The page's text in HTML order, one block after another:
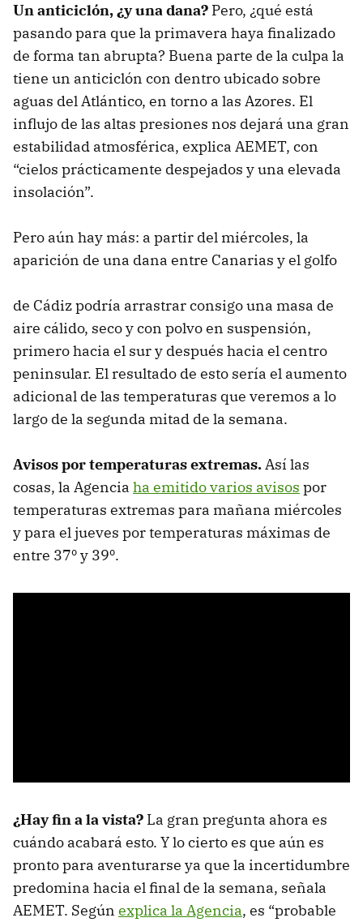
Un anticiclón, ¿y una dana? Pero, ¿qué está
pasando para que la primavera haya finalizado
de forma tan abrupta? Buena parte de la culpa la
tiene un anticiclón con dentro ubicado sobre
aguas del Atlántico, en torno a las Azores. El
influjo de las altas presiones nos dejará una gran
estabilidad atmosférica, explica AEMET, con
“cielos prácticamente despejados y una elevada
insolación”.
Pero aún hay más: a partir del miércoles, la
aparición de una dana entre Canarias y el golfo
de Cádiz podría arrastrar consigo una masa de
aire cálido, seco y con polvo en suspensión,
primero hacia el sur y después hacia el centro
peninsular. El resultado de esto sería el aumento
adicional de las temperaturas que veremos a lo
largo de la segunda mitad de la semana.
Avisos por temperaturas extremas.Así las
cosas, la Agencia ha emitido varios avisos por
temperaturas extremas para mañana miércoles
y para el jueves por temperaturas máximas de
entre 37º y 39º.
¿Hay fin a la vista? La gran pregunta ahora es
cuándo acabará esto. Y lo cierto es que aún es
pronto para aventurarse ya que la incertidumbre
predomina hacia el final de la semana, señala
AEMET. Según explica la Agencia, es “probable